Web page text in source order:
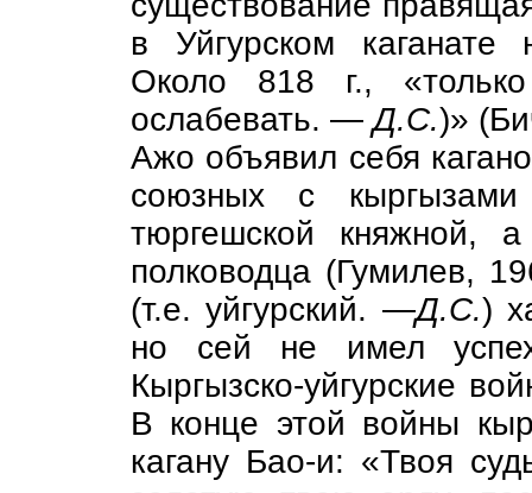
в Уйгурском каганате
Около 818 г.,
ослабевать. —Д.С.)»
Ажо объявил себя
союзных с
тюргешской княжной,
полководца (Гумилев,
(т.е. уйгурский. —Д.С.)
но сей не имел
Кыргызско-уйгурские
В конце этой войны
кагану Бао-и: «Твоя